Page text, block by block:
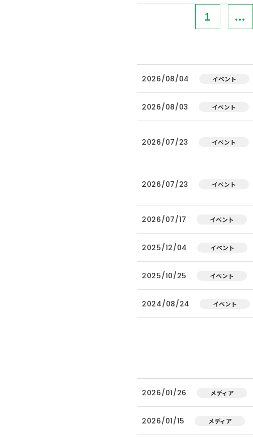
1 ...
2026/08/04 イベント
2026/08/03 イベント
2026/07/23 イベント
2026/07/23 イベント
2026/07/17 イベント
2025/12/04 イベント
2025/10/25 イベント
2024/08/24 イベント
2026/01/26 メディア
2026/01/15 メディア